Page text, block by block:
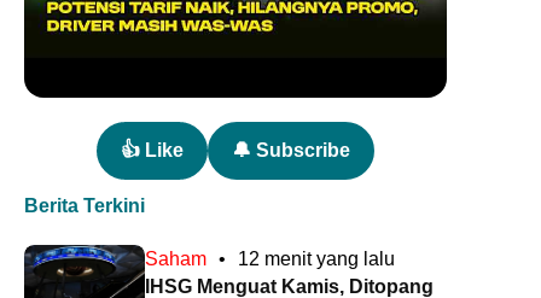
👍 Like 🔔 Subscribe
Berita Terkini
Saham •
12 menit yang lalu
IHSG Menguat Kamis, Ditopang